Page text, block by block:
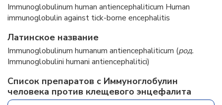
Immunoglobulinum human antiencephaliticum Human
immunoglobulin against tick-borne encephalitis
Латинское название
Immunoglobulinum humanum antiencephaliticum (род.
Immunoglobulini humani antiencephalitici)
Список препаратов с Иммуноглобулин
человека против клещевого энцефалита